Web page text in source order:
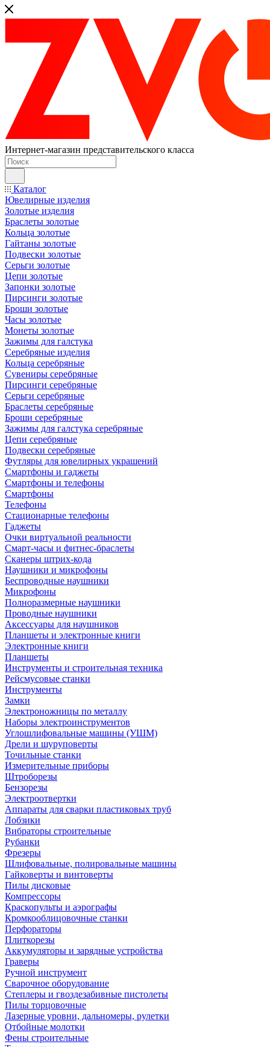
Интернет-магазин представительского класса
Каталог
Ювелирные изделия
Золотые изделия
Браслеты золотые
Кольца золотые
Гайтаны золотые
Подвески золотые
Серьги золотые
Цепи золотые
Запонки золотые
Пирсинги золотые
Броши золотые
Часы золотые
Монеты золотые
Зажимы для галстука
Серебряные изделия
Кольца серебряные
Сувениры серебряные
Пирсинги серебряные
Серьги серебряные
Браслеты серебряные
Броши серебряные
Зажимы для галстука серебряные
Цепи серебряные
Подвески серебряные
Футляры для ювелирных украшений
Смартфоны и гаджеты
Смартфоны и телефоны
Смартфоны
Телефоны
Стационарные телефоны
Гаджеты
Очки виртуальной реальности
Смарт-часы и фитнес-браслеты
Сканеры штрих-кода
Наушники и микрофоны
Беспроводные наушники
Микрофоны
Полноразмерные наушники
Проводные наушники
Аксессуары для наушников
Планшеты и электронные книги
Электронные книги
Планшеты
Инструменты и строительная техника
Рейсмусовые станки
Инструменты
Замки
Электроножницы по металлу
Наборы электроинструментов
Углошлифовальные машины (УШМ)
Дрели и шуруповерты
Точильные станки
Измерительные приборы
Штроборезы
Бензорезы
Электроотвертки
Аппараты для сварки пластиковых труб
Лобзики
Вибраторы строительные
Рубанки
Фрезеры
Шлифовальные, полировальные машины
Гайковерты и винтоверты
Пилы дисковые
Компрессоры
Краскопульты и аэрографы
Кромкооблицовочные станки
Перфораторы
Плиткорезы
Аккумуляторы и зарядные устройства
Граверы
Ручной инструмент
Сварочное оборудование
Степлеры и гвоздезабивные пистолеты
Пилы торцовочные
Лазерные уровни, дальномеры, рулетки
Отбойные молотки
Фены строительные